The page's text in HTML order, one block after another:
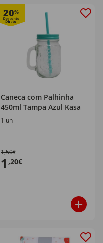
20%
Caneca com Palhinha
450ml Tampa Azul Kasa
1 un
1,50€
1 ,20€